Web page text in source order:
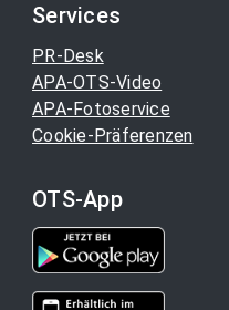
Services
PR-Desk
APA-OTS-Video
APA-Fotoservice
Cookie-Präferenzen
OTS-App